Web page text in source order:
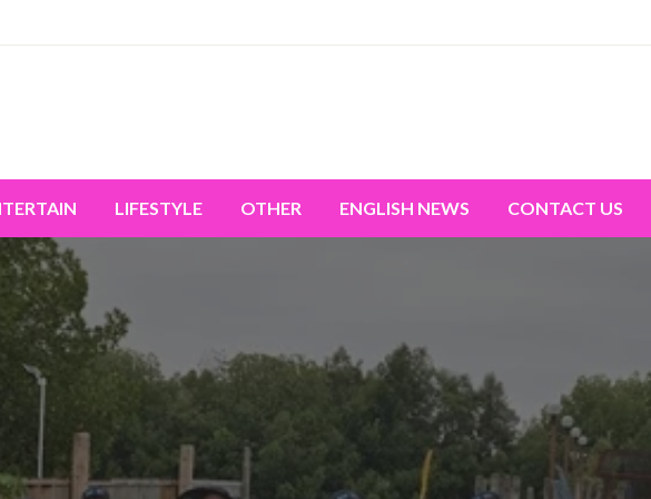
LIFESTYLE OTHER ENGLISH NEWS CONTACT US